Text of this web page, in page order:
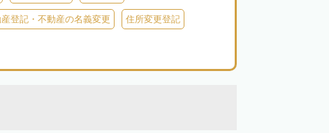
空知郡奈井江町 空知郡上砂川町
由仁町 夕張郡長沼町 夕張郡栗山町
登記・不動産の名義変更 住所変更登記